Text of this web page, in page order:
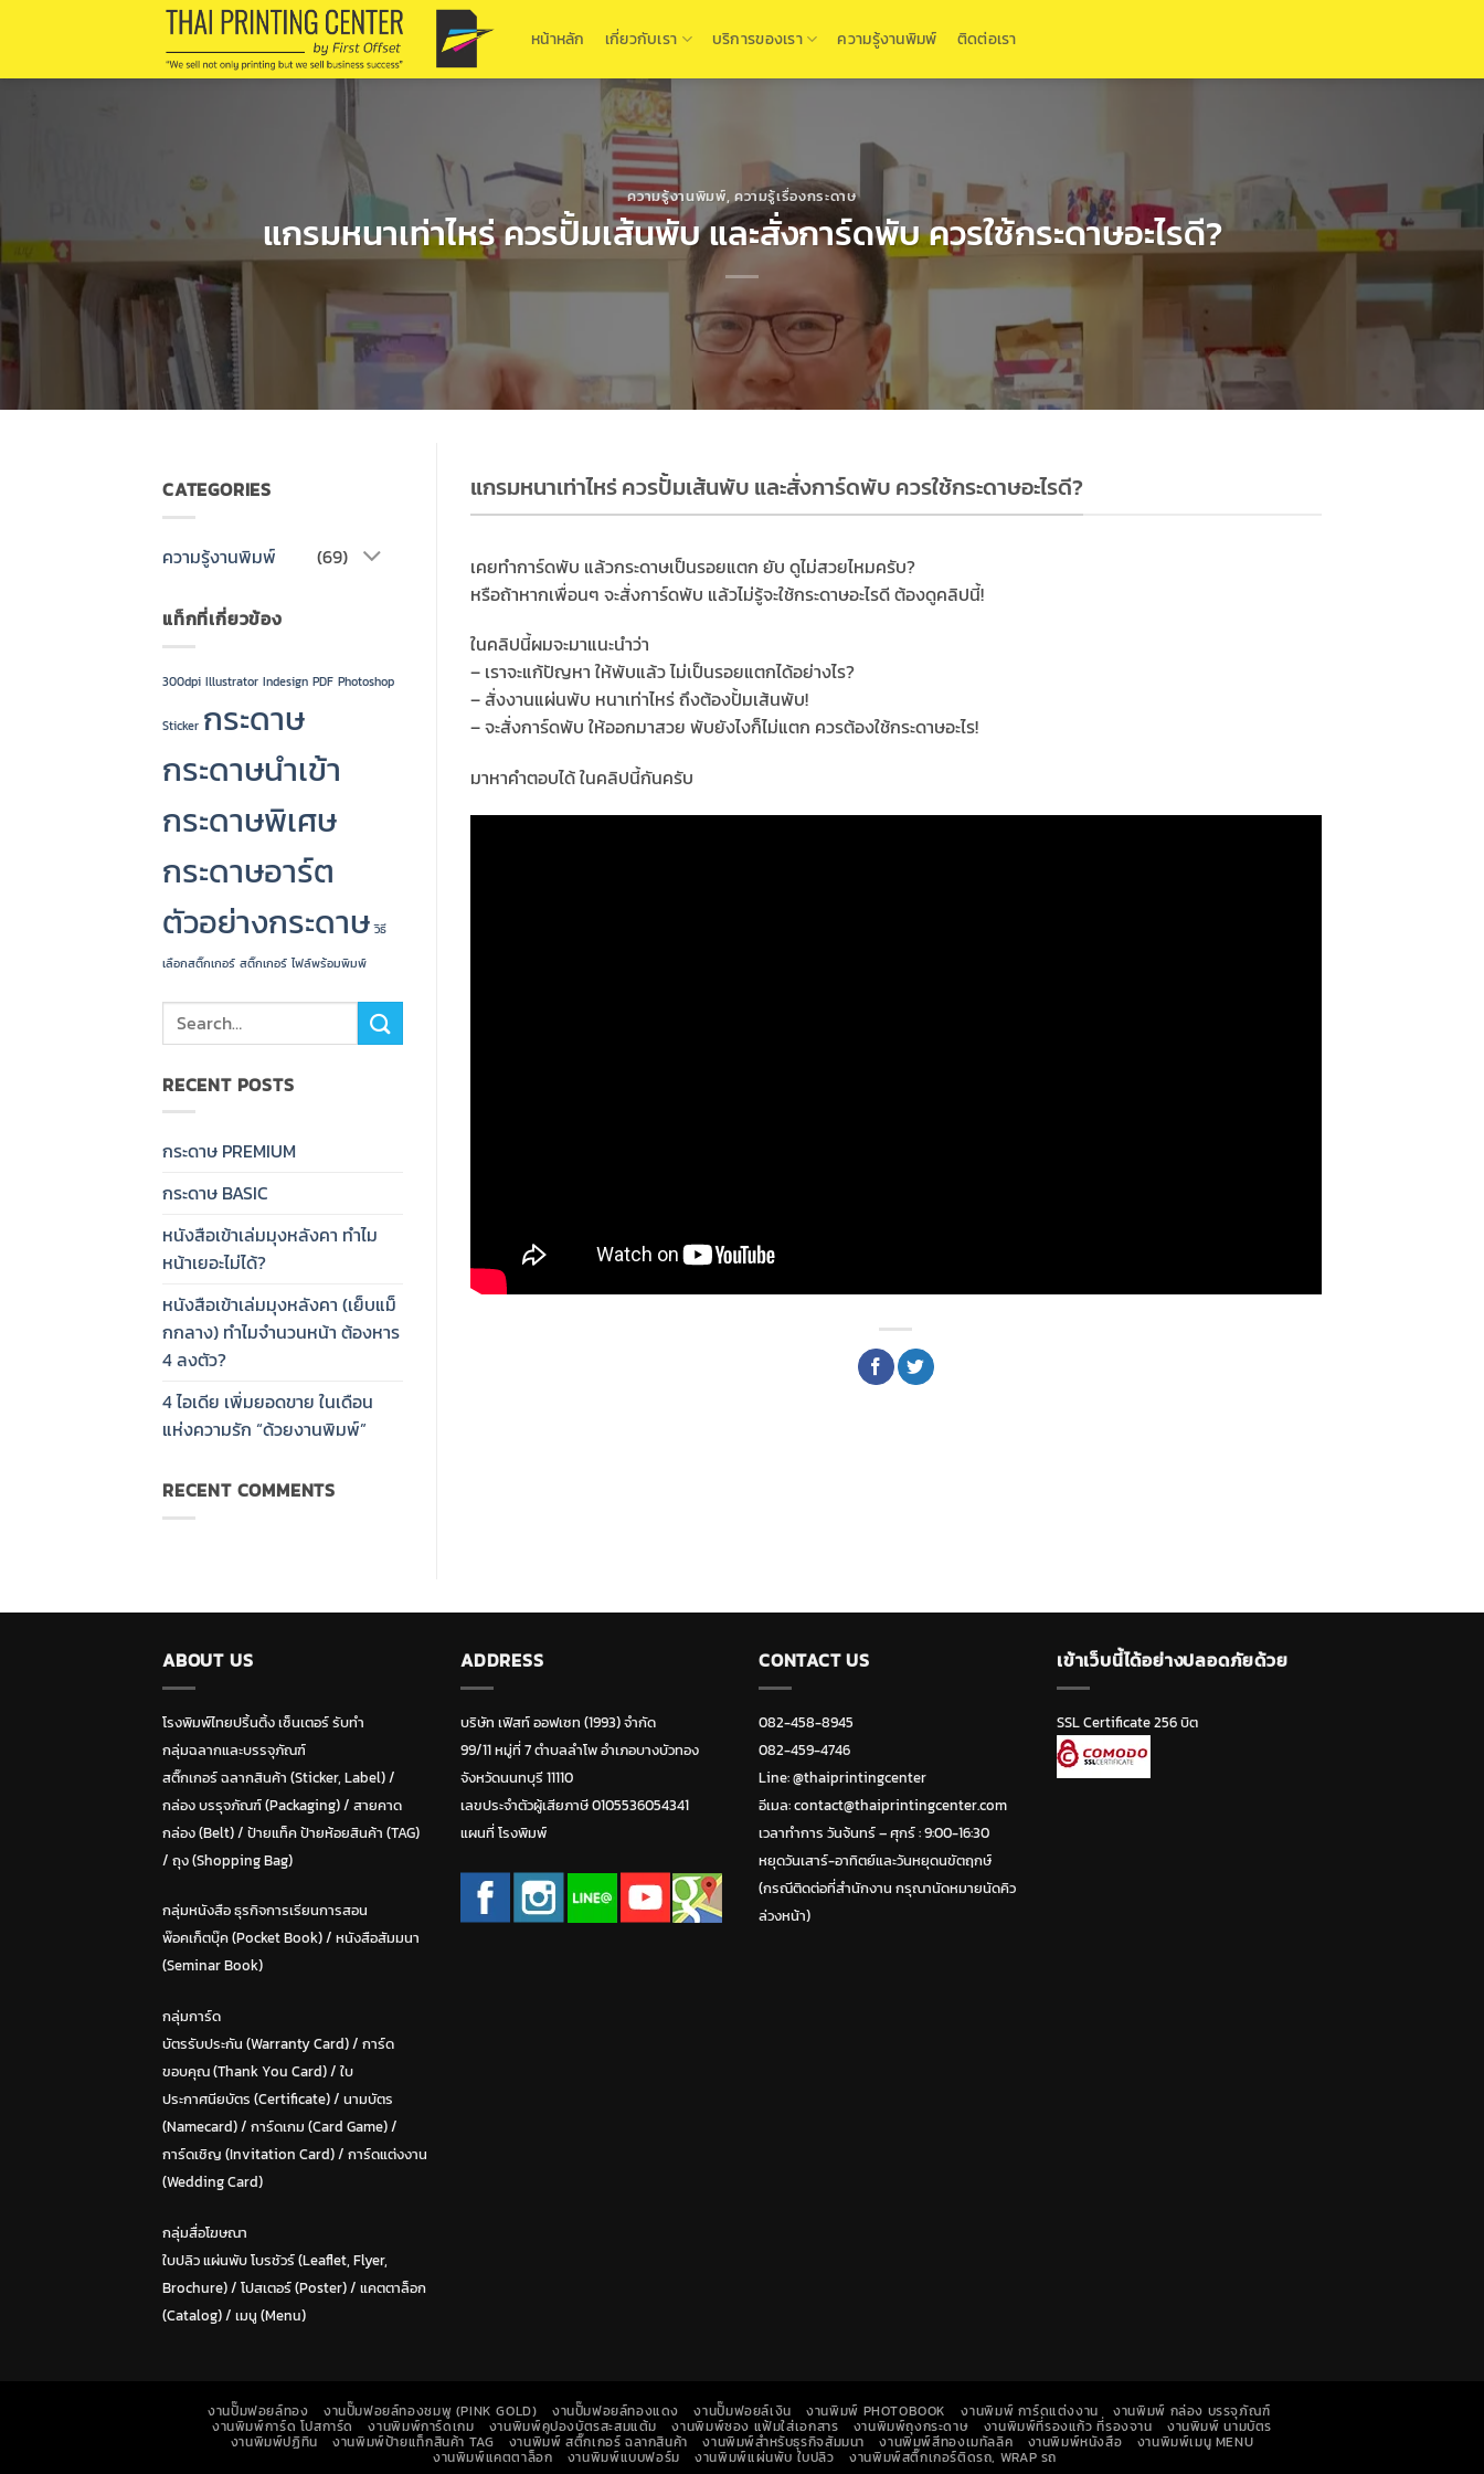
หน้าหลัก เกี่ยวกับเรา บริการของเรา ความรู้งานพิมพ์ ติดต่อเรา
ความรู้งานพิมพ์, ความรู้เรื่องกระดาษ
แกรมหนาเท่าไหร่ ควรปั้มเส้นพับ และสั่งการ์ดพับ ควรใช้กระดาษอะไรดี?
CATEGORIES
ความรู้งานพิมพ์ (69)
แท็กที่เกี่ยวข้อง
300dpi Illustrator Indesign PDF Photoshop
Sticker กระดาษ
กระดาษนำเข้า
กระดาษพิเศษ
กระดาษอาร์ต
ตัวอย่างกระดาษ วิธี
เลือกสติ๊กเกอร์ สติ๊กเกอร์ ไฟล์พร้อมพิมพ์
RECENT POSTS
กระดาษ PREMIUM
กระดาษ BASIC
หนังสือเข้าเล่มมุงหลังคา ทำไม
หน้าเยอะไม่ได้?
หนังสือเข้าเล่มมุงหลังคา (เย็บแม็
กกลาง) ทำไมจำนวนหน้า ต้องหาร
4 ลงตัว?
4 ไอเดีย เพิ่มยอดขาย ในเดือน
แห่งความรัก “ด้วยงานพิมพ์”
RECENT COMMENTS
แกรมหนาเท่าไหร่ ควรปั้มเส้นพับ และสั่งการ์ดพับ ควรใช้กระดาษอะไรดี?
เคยทำการ์ดพับ แล้วกระดาษเป็นรอยแตก ยับ ดูไม่สวยไหมครับ?
หรือถ้าหากเพื่อนๆ จะสั่งการ์ดพับ แล้วไม่รู้จะใช้กระดาษอะไรดี ต้องดูคลิปนี้!
ในคลิปนี้ผมจะมาแนะนำว่า
– เราจะแก้ปัญหา ให้พับแล้ว ไม่เป็นรอยแตกได้อย่างไร?
– สั่งงานแผ่นพับ หนาเท่าไหร่ ถึงต้องปั้มเส้นพับ!
– จะสั่งการ์ดพับ ให้ออกมาสวย พับยังไงก็ไม่แตก ควรต้องใช้กระดาษอะไร!
มาหาคำตอบได้ ในคลิปนี้กันครับ
ABOUT US
โรงพิมพ์ไทยปริ้นติ้ง เซ็นเตอร์ รับทำ
กลุ่มฉลากและบรรจุภัณฑ์
สติ๊กเกอร์ ฉลากสินค้า (Sticker, Label)/
กล่อง บรรุจภัณฑ์ (Packaging)/ สายคาด
กล่อง (Belt)/ ป้ายแท็ค ป้ายห้อยสินค้า (TAG)
/ ถุง (Shopping Bag)
กลุ่มหนังสือ ธุรกิจการเรียนการสอน
พ๊อคเก็ตบุ๊ค (Pocket Book)/ หนังสือสัมมนา
(Seminar Book)
กลุ่มการ์ด
บัตรรับประกัน (Warranty Card)/ การ์ด
ขอบคุณ (Thank You Card)/ ใบ
ประกาศนียบัตร (Certificate)/ นามบัตร
(Namecard)/ การ์ดเกม (Card Game)/
การ์ดเชิญ (Invitation Card)/ การ์ดแต่งงาน
(Wedding Card)
กลุ่มสื่อโฆษณา
ใบปลิว แผ่นพับ โบรชัวร์ (Leaflet, Flyer,
Brochure)/ โปสเตอร์ (Poster) / แคตตาล็อก
(Catalog)/ เมนู (Menu)
ADDRESS
บริษัท เฟิสท์ ออฟเซท (1993) จำกัด
99/11 หมู่ที่ 7 ตำบลลำโพ อำเภอบางบัวทอง
จังหวัดนนทบุรี 11110
เลขประจำตัวผู้เสียภาษี 0105536054341
แผนที่ โรงพิมพ์
CONTACT US
082-458-8945
082-459-4746
Line:@thaiprintingcenter
อีเมล: contact@thaiprintingcenter.com
เวลาทำการ วันจ้นทร์ – ศุกร์ : 9:00-16:30
หยุดวันเสาร์-อาทิตย์และวันหยุดนขัตฤกษ์
(กรณีติดต่อที่สำนักงาน กรุณานัดหมายนัดคิว
ล่วงหน้า)
เข้าเว็บนี้ได้อย่างปลอดภัยด้วย
SSL Certificate 256 บิต
งานปั๊มฟอยล์ทอง งานปั๊มฟอยล์ทองชมพู (PINK GOLD) งานปั๊มฟอยล์ทองแดง งานปั๊มฟอยล์เงิน งานพิมพ์ PHOTOBOOK งานพิมพ์ การ์ดแต่งงาน งานพิมพ์ กล่อง บรรจุภัณฑ์
งานพิมพ์การ์ด โปสการ์ด งานพิมพ์การ์ดเกม งานพิมพ์คูปองบัตรสะสมแต้ม งานพิมพ์ซอง แฟ้มใส่เอกสาร งานพิมพ์ถุงกระดาษ งานพิมพ์ที่รองแก้ว ที่รองจาน งานพิมพ์ นามบัตร
งานพิมพ์ปฏิทิน งานพิมพ์ป้ายแท็กสินค้า TAG งานพิมพ์ สติ๊กเกอร์ ฉลากสินค้า งานพิมพ์สำหรับธุรกิจสัมมนา งานพิมพ์สีทองเมทัลลิค งานพิมพ์หนังสือ งานพิมพ์เมนู MENU
งานพิมพ์แคตตาล็อก งานพิมพ์แบบฟอร์ม งานพิมพ์แผ่นพับ ใบปลิว งานพิมพ์สติ๊กเกอร์ติดรถ, WRAP รถ